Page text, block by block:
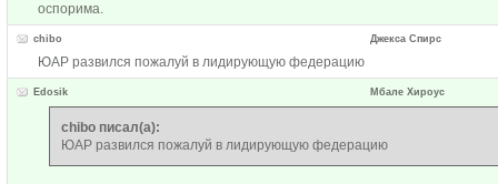
оспорима.
chibo Джекса Спирс
ЮАР развился пожалуй в лидирующую федерацию
Edosik Мбале Хироус
chibo писал(а):
ЮАР развился пожалуй в лидирующую федерацию